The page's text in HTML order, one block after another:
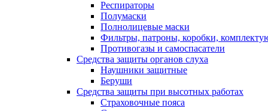
Респираторы
Полумаски
Полнолицевые маски
Фильтры, патроны, коробки,
Противогазы и самоспасатели
Средства защиты органов слуха
Наушники защитные
Беруши
Средства защиты при высотных работах
Страховочные пояса